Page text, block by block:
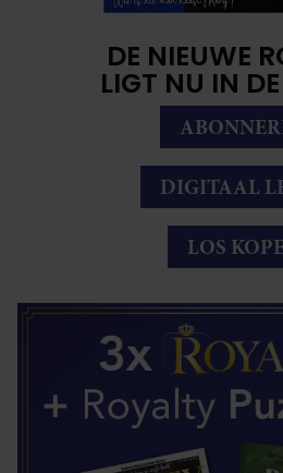
DE NIEUWE
LIGT NU IN
DIGITAAL
LOS